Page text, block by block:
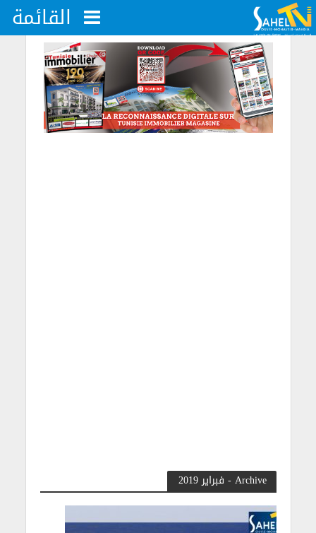
القائمة
Archive - فبراير 2019